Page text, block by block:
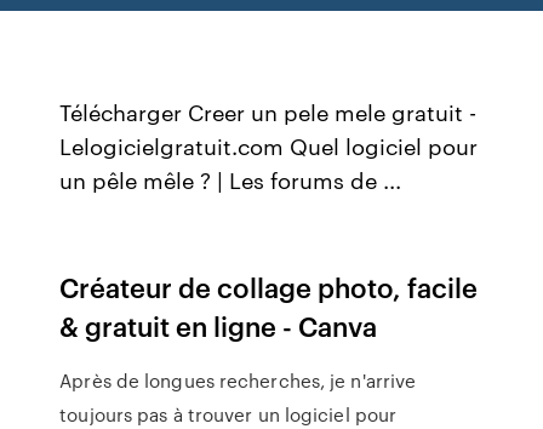
Télécharger Creer un pele mele gratuit -
Lelogicielgratuit.com Quel logiciel pour
un pêle mêle ? | Les forums de ...
Créateur de collage photo, facile
& gratuit en ligne - Canva
Après de longues recherches, je n'arrive
toujours pas à trouver un logiciel pour